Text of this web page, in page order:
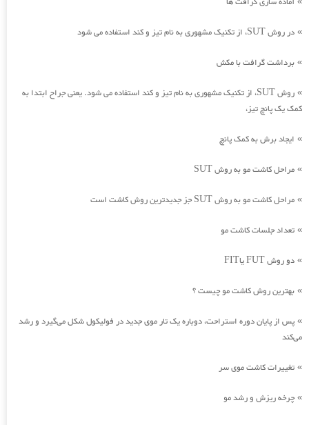
» در روش SUT، از تکنیک مشهوری به نام تیز و کند استفاده می شود
» برداشت گرافت با مکش
»
روش SUT، از تکنیک مشهوری به نام تیز و کند استفاده می شود. یعنی جراح ابتدا به
کمک یک پانچ تیز،
» ایجاد برش به کمک پانچ
» مراحل کاشت مو به روش SUT
» مراحل کاشت مو به روش SUT جز جدیدترین روش کاشت است
» تعداد جلسات کاشت مو
» دو روش FUT یاFIT
» بهترین روش کاشت مو چیست ؟
» پس از پایان دوره استراحت، دوباره یک تار موی جدید در فولیکول شکل می‌گیرد و رشد
می‌کند
» تغییرات کاشت موی سر
» چرخه ریزش و رشد مو